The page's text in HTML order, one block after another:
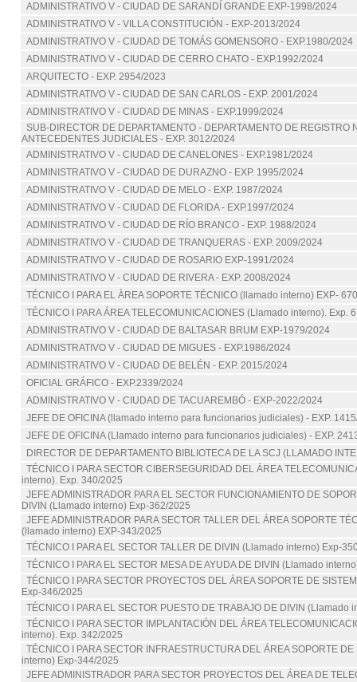
ADMINISTRATIVO V - CIUDAD DE SARANDÍ GRANDE EXP-1998/2024
ADMINISTRATIVO V - VILLA CONSTITUCIÓN - EXP-2013/2024
ADMINISTRATIVO V - CIUDAD DE TOMÁS GOMENSORO - EXP.1980/2024
ADMINISTRATIVO V - CIUDAD DE CERRO CHATO - EXP.1992/2024
ARQUITECTO - EXP. 2954/2023
ADMINISTRATIVO V - CIUDAD DE SAN CARLOS - EXP. 2001/2024
ADMINISTRATIVO V - CIUDAD DE MINAS - EXP.1999/2024
SUB-DIRECTOR DE DEPARTAMENTO - DEPARTAMENTO DE REGISTRO
ANTECEDENTES JUDICIALES - EXP. 3012/2024
ADMINISTRATIVO V - CIUDAD DE CANELONES - EXP.1981/2024
ADMINISTRATIVO V - CIUDAD DE DURAZNO - EXP. 1995/2024
ADMINISTRATIVO V - CIUDAD DE MELO - EXP. 1987/2024
ADMINISTRATIVO V - CIUDAD DE FLORIDA - EXP.1997/2024
ADMINISTRATIVO V - CIUDAD DE RÍO BRANCO - EXP. 1988/2024
ADMINISTRATIVO V - CIUDAD DE TRANQUERAS - EXP. 2009/2024
ADMINISTRATIVO V - CIUDAD DE ROSARIO EXP-1991/2024
ADMINISTRATIVO V - CIUDAD DE RIVERA - EXP. 2008/2024
TÉCNICO I PARA EL ÀREA SOPORTE TÉCNICO (llamado interno) EXP-
TÉCNICO I PARA ÁREA TELECOMUNICACIONES (Llamado interno). Exp.
ADMINISTRATIVO V - CIUDAD DE BALTASAR BRUM EXP-1979/2024
ADMINISTRATIVO V - CIUDAD DE MIGUES - EXP.1986/2024
ADMINISTRATIVO V - CIUDAD DE BELÉN - EXP. 2015/2024
OFICIAL GRÁFICO - EXP.2339/2024
ADMINISTRATIVO V - CIUDAD DE TACUAREMBÓ - EXP-2022/2024
JEFE DE OFICINA (llamado interno para funcionarios judiciales) - EXP.
JEFE DE OFICINA (Llamado interno para funcionarios judiciales) - EXP.
DIRECTOR DE DEPARTAMENTO BIBLIOTECA DE LA SCJ (LLAMADO
TÉCNICO I PARA SECTOR CIBERSEGURIDAD DEL ÁREA
interno). Exp. 340/2025
JEFE ADMINISTRADOR PARA EL SECTOR FUNCIONAMIENTO DE
DIVIN (Llamado interno) Exp-362/2025
JEFE ADMINISTRADOR PARA SECTOR TALLER DEL ÁREA SOPORTE
(llamado interno) EXP-343/2025
TÉCNICO I PARA EL SECTOR TALLER DE DIVIN (Llamado interno) Exp-
TÉCNICO I PARA EL SECTOR MESA DE AYUDA DE DIVIN (Llamado
TÉCNICO I PARA SECTOR PROYECTOS DEL ÁREA SOPORTE DE
Exp-346/2025
TÉCNICO I PARA EL SECTOR PUESTO DE TRABAJO DE DIVIN (Llamado
TÉCNICO I PARA SECTOR IMPLANTACIÓN DEL ÁREA
interno). Exp. 342/2025
TÉCNICO I PARA SECTOR INFRAESTRUCTURA DEL ÁREA SOPORTE
interno) Exp-344/2025
JEFE ADMINISTRADOR PARA SECTOR PROYECTOS DEL ÁREA DE